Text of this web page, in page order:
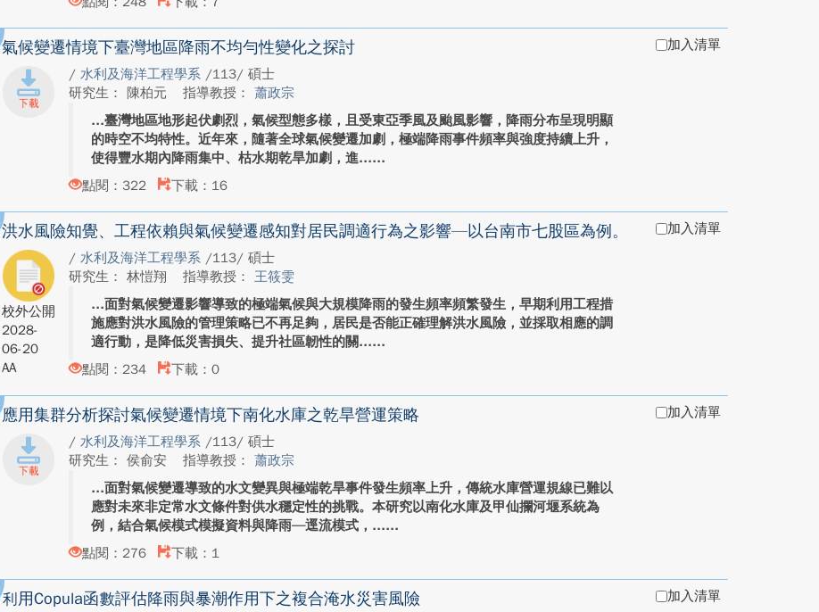
氣候變遷情境下臺灣地區降雨不均勻性變化之探討
/ 水利及海洋工程學系 /113/ 碩士
研究生： 陳柏元
指導教授： 蕭政宗
臺灣地區地形起伏劇烈，氣候型態多樣，且受東亞季風及颱風影響，降雨分布呈現明顯
的時空不均特性。近年來，隨著全球氣候變遷加劇，極端降雨事件頻率與強度持續上升，
使得豐水期內降雨集中、枯水期乾旱加劇，進...
點閱：322
下載：16
加入清單
洪水風險知覺、工程依賴與氣候變遷感知對居民調適行為之影響—以台南市七股區為例。
校外公開
2028-
06-20
AA
/ 水利及海洋工程學系 /113/ 碩士
研究生： 林愷翔
指導教授： 王筱雯
面對氣候變遷影響導致的極端氣候與大規模降雨的發生頻率頻繁發生，早期利用工程措
施應對洪水風險的管理策略已不再足夠，居民是否能正確理解洪水風險，並採取相應的調
適行動，是降低災害損失、提升社區韌性的關...
點閱：234
下載：0
加入清單
應用集群分析探討氣候變遷情境下南化水庫之乾旱營運策略
/ 水利及海洋工程學系 /113/ 碩士
研究生： 侯俞安
指導教授： 蕭政宗
面對氣候變遷導致的水文變異與極端乾旱事件發生頻率上升，傳統水庫營運規線已難以
應對未來非定常水文條件對供水穩定性的挑戰。本研究以南化水庫及甲仙攔河堰系統為
例，結合氣候模式模擬資料與降雨—逕流模式，...
點閱：276
下載：1
加入清單
利用Copula函數評估降雨與暴潮作用下之複合淹水災害風險 加入清單